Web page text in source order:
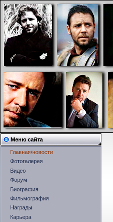
Меню сайта
Главная/новости
Фотогалерея
Видео
Форум
Биография
Фильмография
Награды
Карьера